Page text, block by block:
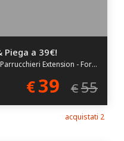
Piega a 39€!
Extension - Forlì (FC)
€39 €55
acquistati 2